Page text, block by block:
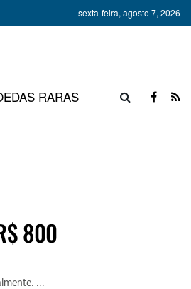
sexta-feira, agosto 7, 2026
RARAS
800
...